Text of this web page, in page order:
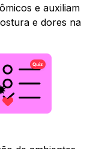
e auxiliam
e dores na